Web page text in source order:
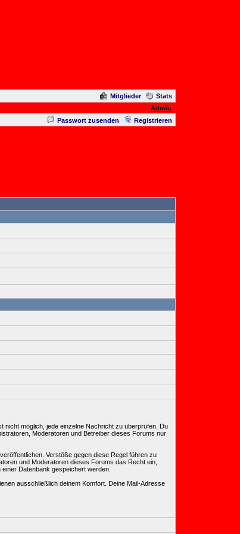
Mitglieder
Stats
Admin
Passwort zusenden Registrieren
nicht möglich, jede einzelne Nachricht zu überprüfen. Du
Moderatoren und Betreiber dieses Forums nur
Verstöße gegen diese Regel führen zu
und Moderatoren dieses Forums das Recht ein,
Datenbank gespeichert werden.
ausschließlich deinem Komfort. Deine Mail-Adresse